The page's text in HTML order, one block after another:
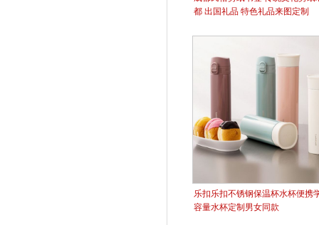
都 出国礼品 特色礼品来图定制
乐扣乐扣不锈钢保温杯水杯便携
容量水杯定制​男女同款